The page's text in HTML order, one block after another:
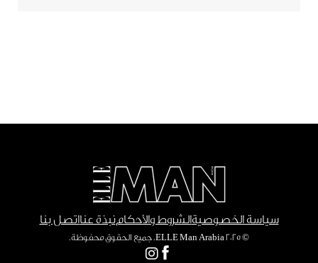
سياسة الخصوصيةالشروط والأحكامنبذة عنااتصل بنا
© ٢٠٢٥ ELLE Man Arabia. جميع الحقوق محفوظة.